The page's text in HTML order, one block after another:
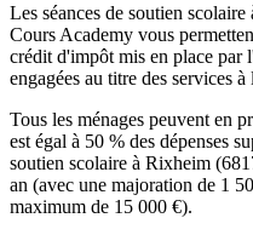
Les séances de soutien
Cours Academy vous
crédit d'impôt mis en place par
engagées au titre des services à
Tous les ménages peuvent en
est égal à 50 % des dépenses
soutien scolaire à Rixheim
an (avec une majoration de 1
maximum de 15 000 €).